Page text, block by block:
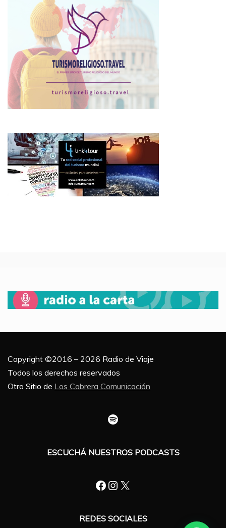
Copyright ©2016 – 2026 Radio de Viaje
Todos los derechos reservados
Otro Sitio de Los Cabrera Comunicación
Spotify
ESCUCHÁ NUESTROS PODCASTS
Facebook
Instagram
X
REDES SOCIALES